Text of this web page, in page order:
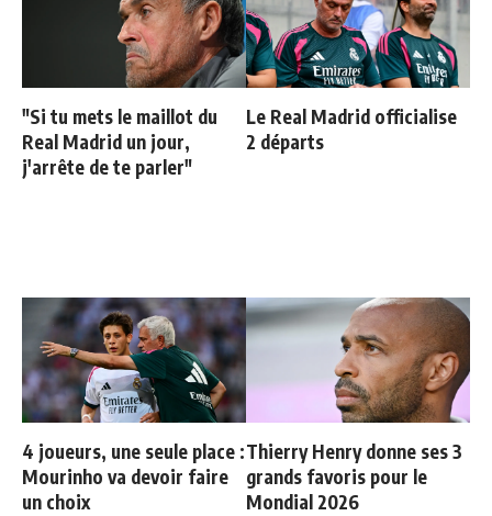
"Si tu mets le maillot du
Real Madrid un jour,
j'arrête de te parler"
Le Real Madrid officialise
2 départs
4 joueurs, une seule place :
Mourinho va devoir faire
un choix
Thierry Henry donne ses 3
grands favoris pour le
Mondial 2026